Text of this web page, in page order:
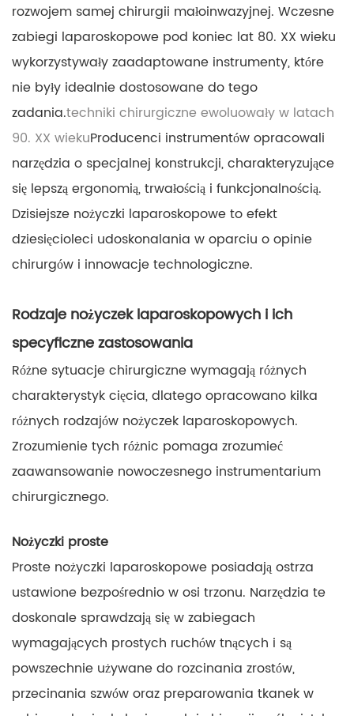
rozwojem samej chirurgii małoinwazyjnej. Wczesne
zabiegi laparoskopowe pod koniec lat 80. XX wieku
wykorzystywały zaadaptowane instrumenty, które
nie były idealnie dostosowane do tego
zadania.techniki chirurgiczne ewoluowały w latach
90. XX wiekuProducenci instrumentów opracowali
narzędzia o specjalnej konstrukcji, charakteryzujące
się lepszą ergonomią, trwałością i funkcjonalnością.
Dzisiejsze nożyczki laparoskopowe to efekt
dziesięcioleci udoskonalania w oparciu o opinie
chirurgów i innowacje technologiczne.
Rodzaje nożyczek laparoskopowych i ich
specyficzne zastosowania
Różne sytuacje chirurgiczne wymagają różnych
charakterystyk cięcia, dlatego opracowano kilka
różnych rodzajów nożyczek laparoskopowych.
Zrozumienie tych różnic pomaga zrozumieć
zaawansowanie nowoczesnego instrumentarium
chirurgicznego.
Nożyczki proste
Proste nożyczki laparoskopowe posiadają ostrza
ustawione bezpośrednio w osi trzonu. Narzędzia te
doskonale sprawdzają się w zabiegach
wymagających prostych ruchów tnących i są
powszechnie używane do rozcinania zrostów,
przecinania szwów oraz preparowania tkanek w